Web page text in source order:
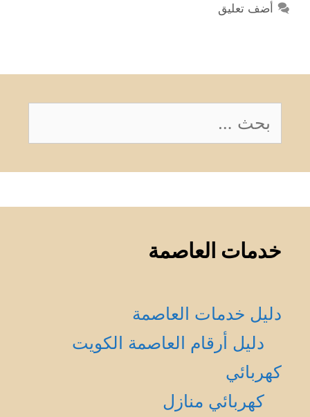
أضف تعليق
البحث
عن:
خدمات العاصمة
دليل خدمات العاصمة
دليل أرقام العاصمة الكويت
كهربائي
كهربائي منازل